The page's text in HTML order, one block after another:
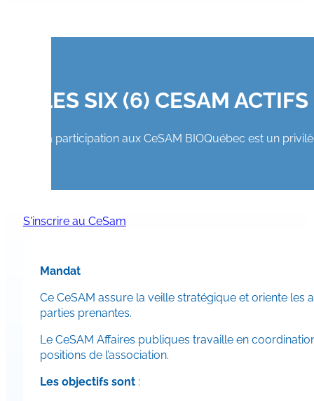
LES SIX (6) CESAM
La participation aux CeSAM BIOQuébec est un
S'inscrire au CeSam
Mandat
Ce CeSAM assure la veille stratégique et oriente
parties prenantes.​
Le CeSAM Affaires publiques travaille en
positions de l’association.
Les objectifs sont :